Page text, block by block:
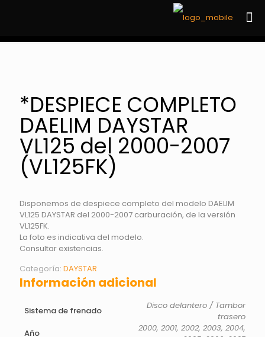
*DESPIECE COMPLETO
DAELIM DAYSTAR
VL125 del 2000-2007
(VL125FK)
Disponemos de despiece completo del modelo DAELIM
VL125 DAYSTAR del 2000-2007 carburación, de la versión
VL125FK.
La foto es indicativa del modelo.
Consultar existencias.
Categoría: DAYSTAR
Información adicional
Sistema de frenado
Disco delantero / Tambor
trasero
Año
2000, 2001, 2002, 2003, 2004,